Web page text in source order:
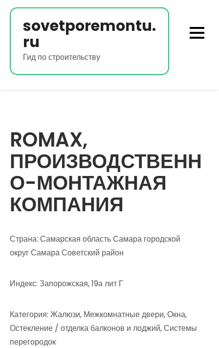
Перейти
содержимомуsovetporemontu.
ru
Гид по строительству
ROMAX,
ПРОИЗВОДСТВЕНН
О-МОНТАЖНАЯ
КОМПАНИЯ
Страна: Самарская область Самара городской
округ Самара Советский район
Индекс: Запорожская, 19а лит Г
Категория: Жалюзи, Межкомнатные двери, Окна,
Остекление / отделка балконов и лоджий, Системы
перегородок